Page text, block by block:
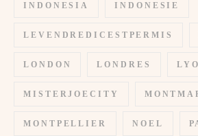
INDONESIA INDONESIE
LEVENDREDICESTPERMIS
LONDON LONDRES
MISTERJOECITY
MONTPELLIER NOEL